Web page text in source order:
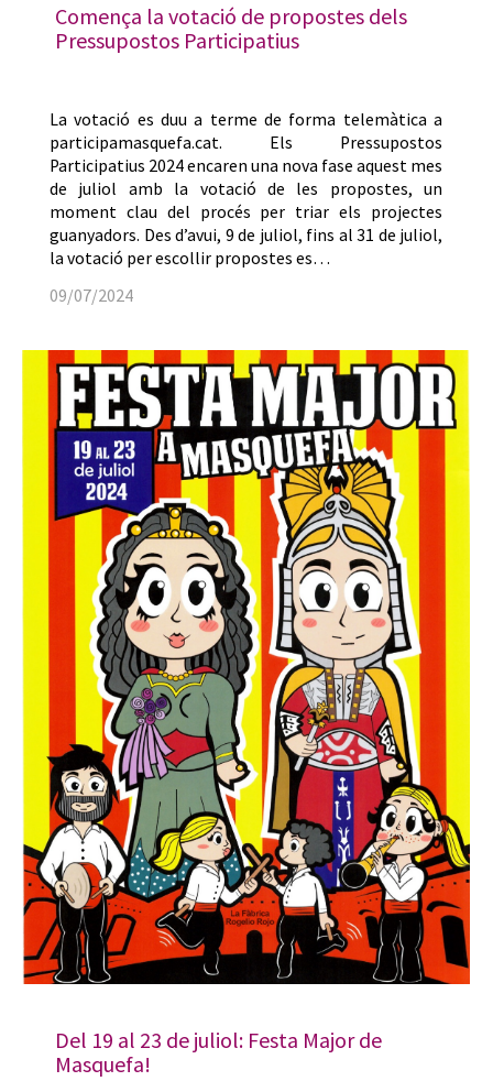
Comença la votació de propostes dels
Pressupostos Participatius
La votació es duu a terme de forma telemàtica a
participamasquefa.cat. Els Pressupostos
Participatius 2024 encaren una nova fase aquest mes
de juliol amb la votació de les propostes, un
moment clau del procés per triar els projectes
guanyadors. Des d’avui, 9 de juliol, fins al 31 de juliol,
la votació per escollir propostes es…
09/07/2024
Del 19 al 23 de juliol: Festa Major de
Masquefa!